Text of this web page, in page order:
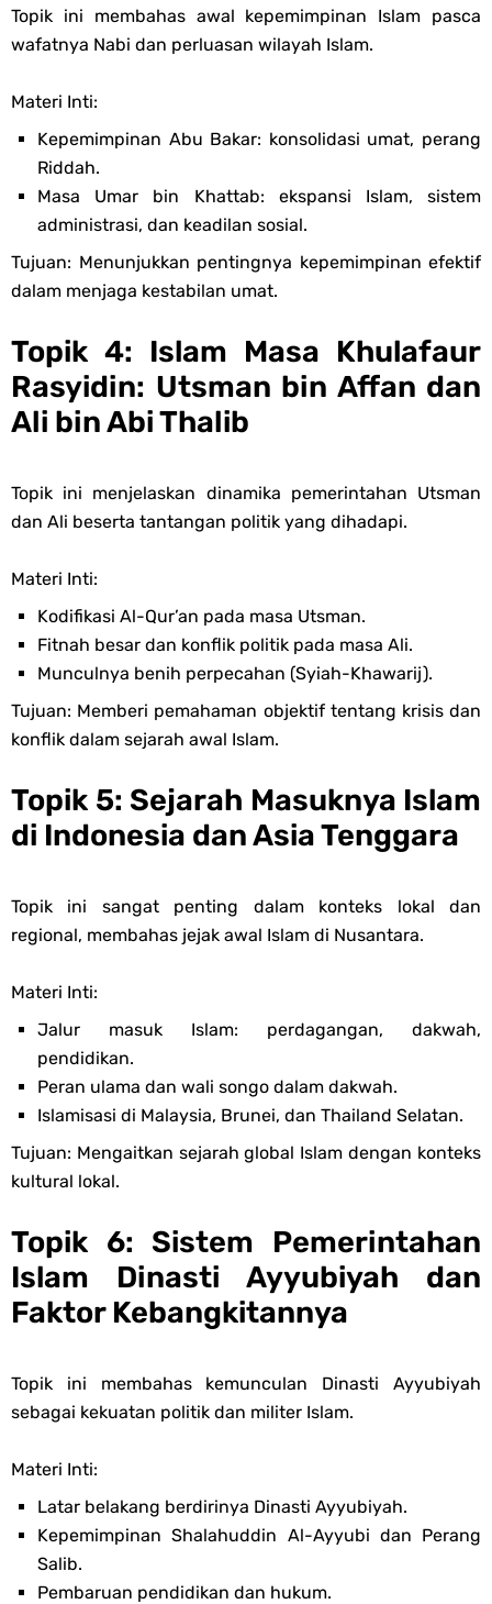
Topik ini membahas awal kepemimpinan Islam pasca
wafatnya Nabi dan perluasan wilayah Islam.
Materi Inti:
Kepemimpinan Abu Bakar: konsolidasi umat, perang
Riddah.
Masa Umar bin Khattab: ekspansi Islam, sistem
administrasi, dan keadilan sosial.
Tujuan: Menunjukkan pentingnya kepemimpinan efektif
dalam menjaga kestabilan umat.
Topik 4: Islam Masa Khulafaur
Rasyidin: Utsman bin Affan dan
Ali bin Abi Thalib
Topik ini menjelaskan dinamika pemerintahan Utsman
dan Ali beserta tantangan politik yang dihadapi.
Materi Inti:
Kodifikasi Al-Qur’an pada masa Utsman.
Fitnah besar dan konflik politik pada masa Ali.
Munculnya benih perpecahan (Syiah-Khawarij).
Tujuan: Memberi pemahaman objektif tentang krisis dan
konflik dalam sejarah awal Islam.
Topik 5: Sejarah Masuknya Islam
di Indonesia dan Asia Tenggara
Topik ini sangat penting dalam konteks lokal dan
regional, membahas jejak awal Islam di Nusantara.
Materi Inti:
Jalur masuk Islam: perdagangan, dakwah,
pendidikan.
Peran ulama dan wali songo dalam dakwah.
Islamisasi di Malaysia, Brunei, dan Thailand Selatan.
Tujuan: Mengaitkan sejarah global Islam dengan konteks
kultural lokal.
Topik 6: Sistem Pemerintahan
Islam Dinasti Ayyubiyah dan
Faktor Kebangkitannya
Topik ini membahas kemunculan Dinasti Ayyubiyah
sebagai kekuatan politik dan militer Islam.
Materi Inti:
Latar belakang berdirinya Dinasti Ayyubiyah.
Kepemimpinan Shalahuddin Al-Ayyubi dan Perang
Salib.
Pembaruan pendidikan dan hukum.